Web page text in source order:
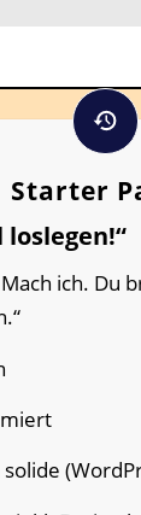
Starter
loslegen!“
ich. Du